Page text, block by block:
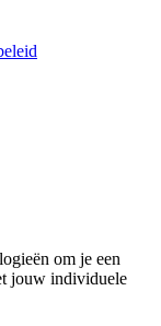
om je een
jouw individuele